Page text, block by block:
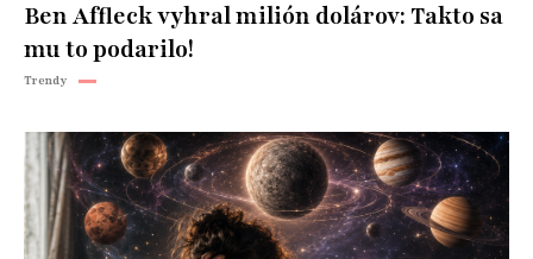
Ben Affleck vyhral milión dolárov: Takto sa
mu to podarilo!
Trendy